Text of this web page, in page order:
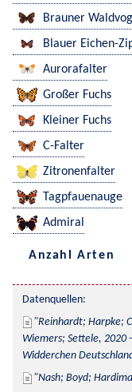
Brauner
Blauer Eichen-
Aurorafalter
Großer Fuchs
Kleiner Fuchs
C-Falter
Zitronenfalter
Tagpfauenauge
Admiral
Anzahl Arten
Datenquellen:
Reinhardt; Harpke;
Wiemers; Settele, 2020
Widderchen
Nash; Boyd;